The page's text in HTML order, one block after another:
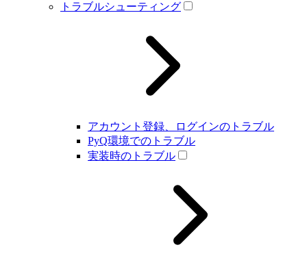
トラブルシューティング
アカウント登録、ログインのトラブル
PyQ環境でのトラブル
実装時のトラブル